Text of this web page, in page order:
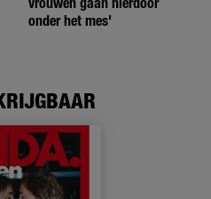
onder het mes'